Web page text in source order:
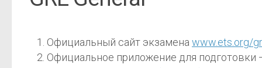
Официальный сайт экзамена www.ets.org/
Официальное приложение для